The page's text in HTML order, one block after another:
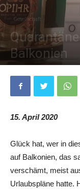
Gesellschaft
Balkonien
15. April 2020
Glück hat, wer in
auf Balkonien, das
verschämt, meist
Urlaubspläne hatte.